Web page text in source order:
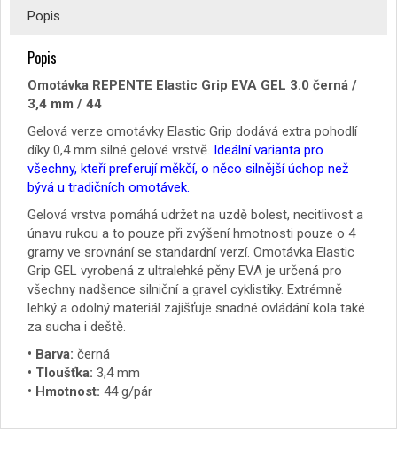
44
Popis
Popis
Omotávka REPENTE Elastic Grip EVA GEL 3.0 černá /
3,4 mm / 44
Gelová verze omotávky Elastic Grip dodává extra pohodlí
díky 0,4 mm silné gelové vrstvě. Ideální varianta pro
všechny, kteří preferují měkčí, o něco silnější úchop než
bývá u tradičních omotávek.
Gelová vrstva pomáhá udržet na uzdě bolest, necitlivost a
únavu rukou a to pouze při zvýšení hmotnosti pouze o 4
gramy ve srovnání se standardní verzí. Omotávka Elastic
Grip GEL vyrobená z ultralehké pěny EVA je určená pro
všechny nadšence silniční a gravel cyklistiky. Extrémně
lehký a odolný materiál zajišťuje snadné ovládání kola také
za sucha i deště.
• Barva: černá
• Tloušťka: 3,4 mm
• Hmotnost: 44 g/pár